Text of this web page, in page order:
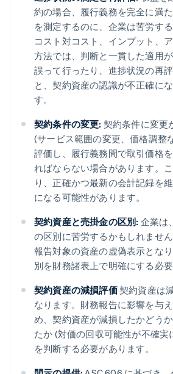
約の場合、履行義務を完全に満
を測定するのに、企業は苦労す
コスト対コスト、インプット、
方法では、判断と一貫した適用
誤って行ったり、進捗状況の再
と、契約資産の認識が不正確に
す。
契約条件の変更: 契約条件に変更
(サービス範囲の変更、価格調整
評価し、履行義務間で取引価格
ればならない場合があります。
り、正確かつ最新の会計記録を
になる可能性があります。
契約資産と売掛金の区別: 企業は
の区別に苦労するかもしれませ
報告対象の資産の虚偽表示とな
別を財務諸表上で明確にする必要
契約資産の減損評価契約資産は
なります。財務報告に影響を与
め、契約資産が減損したかどう
たか (対価の回収可能性が不確実
を判断する必要があります。